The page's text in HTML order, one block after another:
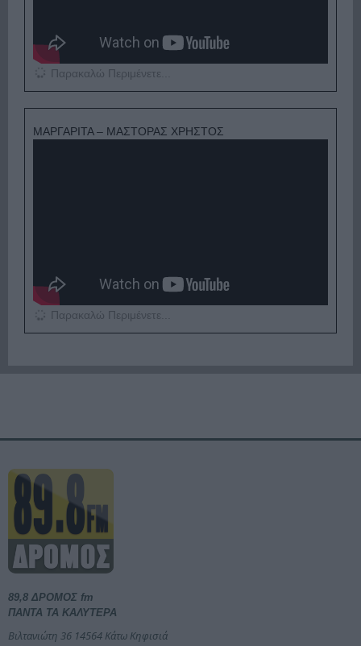
Παρακαλώ Περιμένετε...
ΜΑΡΓΑΡΙΤΑ – ΜΑΣΤΟΡΑΣ ΧΡΗΣΤΟΣ
Παρακαλώ Περιμένετε...
89,8 ΔΡΟΜΟΣ fm
ΠΑΝΤΑ ΤΑ ΚΑΛΥΤΕΡΑ
Βιλτανιώτη 36 14564 Κάτω Κηφισιά